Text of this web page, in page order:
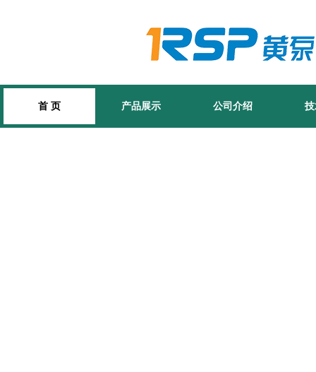
首 页 产品展示 公司介绍